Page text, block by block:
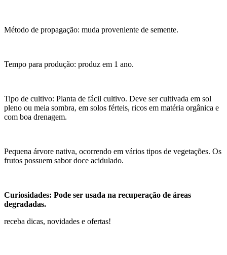
Método de propagação: muda proveniente de semente.
Tempo para produção: produz em 1 ano.
Tipo de cultivo: Planta de fácil cultivo. Deve ser cultivada em sol
pleno ou meia sombra, em solos férteis, ricos em matéria orgânica e
com boa drenagem.
Pequena árvore nativa, ocorrendo em vários tipos de vegetações. Os
frutos possuem sabor doce acidulado.
Curiosidades: Pode ser usada na recuperação de áreas
degradadas.
receba dicas, novidades e ofertas!